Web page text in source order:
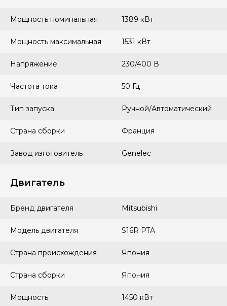
Мощность номинальная 1389 кВт
Мощность максимальная 1531 кВт
Напряжение 230/400 В
Частота тока 50 Гц
Тип запуска Ручной/Автоматический
Страна сборки Франция
Завод изготовитель Genelec
Двигатель
Бренд двигателя Mitsubishi
Модель двигателя S16R PTA
Страна происхождения Япония
Страна сборки Япония
Мощность 1450 кВт